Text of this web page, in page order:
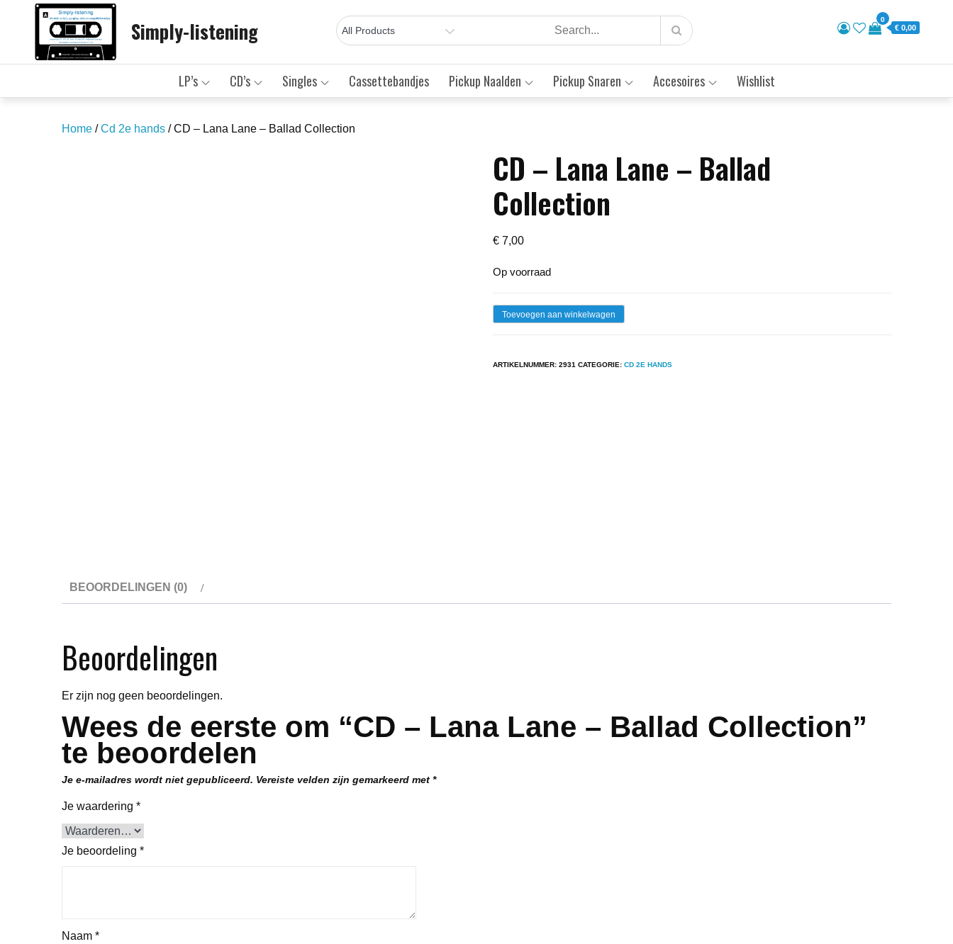
Simply-listening 0
€ 0,00
LP’s CD’s Singles Cassettebandjes Pickup Naalden Pickup Snaren Accesoires Wishlist
Home /Cd 2e hands / CD – Lana Lane – Ballad Collection
CD – Lana Lane – Ballad
Collection
€ 7,00
Op voorraad
CD
Toevoegen aan winkelwagen
ARTIKELNUMMER:2931 CATEGORIE:CD 2E HANDS
BEOORDELINGEN (0)
Beoordelingen
Er zijn nog geen beoordelingen.
Wees de eerste om “CD – Lana Lane – Ballad Collection”
te beoordelen
Je e-mailadres wordt niet gepubliceerd. Vereiste velden zijn gemarkeerd met *
Je waardering *
Je beoordeling *
Naam *